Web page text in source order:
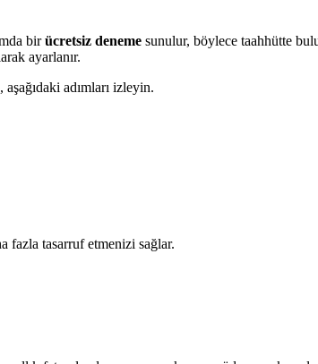
birücretsiz deneme sunulur, böylece taahhütte
ayarlanır.
adımları izleyin.
fazla tasarruf etmenizi sağlar.